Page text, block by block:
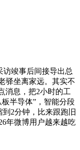
竣事后间接导出总
驿坐离家远。其实不
消息，把2小时的工
半导体”，智能分段
2分钟，比来跟跑旧
年微博用户越来越吃